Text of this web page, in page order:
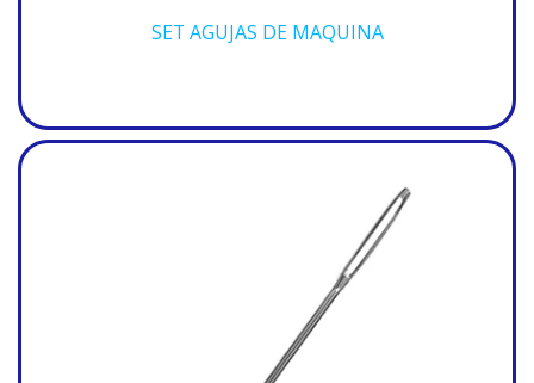
SET AGUJAS DE MAQUINA